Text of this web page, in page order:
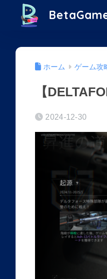
ホーム ゲーム攻
【
2024-12-30